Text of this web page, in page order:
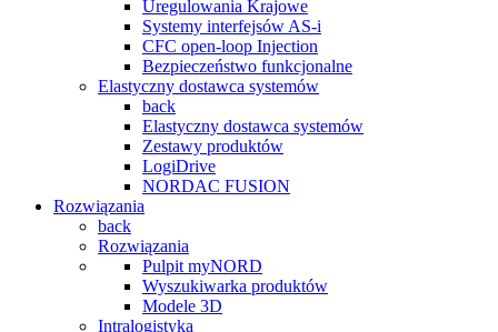
Uregulowania Krajowe
Systemy interfejsów AS-i
CFC open-loop Injection
Bezpieczeństwo funkcjonalne
Elastyczny dostawca systemów
back
Elastyczny dostawca systemów
Zestawy produktów
LogiDrive
NORDAC FUSION
Rozwiązania
back
Rozwiązania
Pulpit myNORD
Wyszukiwarka produktów
Modele 3D
Intralogistyka